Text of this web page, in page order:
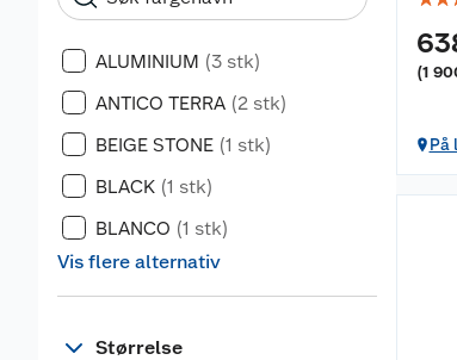
ALUMINIUM (3 stk)
ANTICO TERRA (2 stk)
BEIGE STONE (1 stk)
BLACK (1 stk)
BLANCO (1 stk)
Vis flere alternativ
Størrelse
(1
På